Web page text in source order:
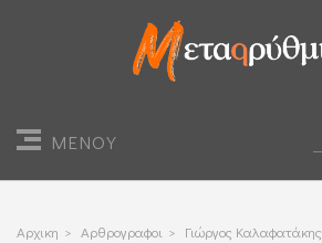
ΜΕΝΟΥ
Αρχικη > Αρθρογραφοι > Γιώργος Καλαφατάκης